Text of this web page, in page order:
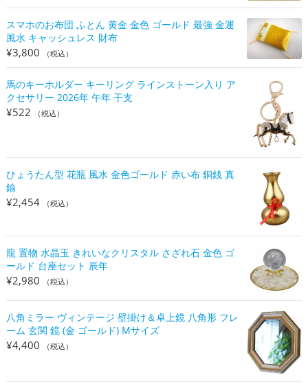
スマホのお布団 ふとん 黄金 金色 ゴールド 最強 金運
風水 キャッシュレス 財布
¥3,800 （税込）
馬のキーホルダー キーリング ラインストーン入り ア
クセサリー 2026年 午年 干支
¥522 （税込）
ひょうたん型 花瓶 風水 金色ゴールド 赤い布 銅銭 真
鍮
¥2,454 （税込）
龍 置物 水晶玉 きれいなクリスタル さざれ石 金色 ゴ
ールド 台座セット 辰年
¥2,980 （税込）
八角ミラー ヴィンテージ 壁掛け＆卓上鏡 八角形 フレ
ーム 玄関 鏡 (金 ゴールド) Mサイズ
¥4,400 （税込）